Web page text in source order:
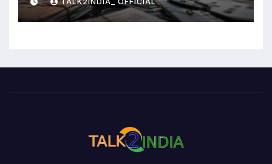
प्रदर्शन